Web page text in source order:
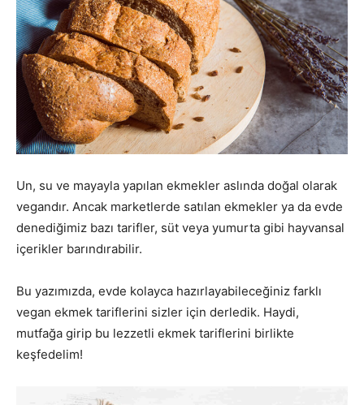
Un, su ve mayayla yapılan ekmekler aslında doğal olarak
vegandır. Ancak marketlerde satılan ekmekler ya da evde
denediğimiz bazı tarifler, süt veya yumurta gibi hayvansal
içerikler barındırabilir.
Bu yazımızda, evde kolayca hazırlayabileceğiniz farklı
vegan ekmek tariflerini sizler için derledik. Haydi,
mutfağa girip bu lezzetli ekmek tariflerini birlikte
keşfedelim!